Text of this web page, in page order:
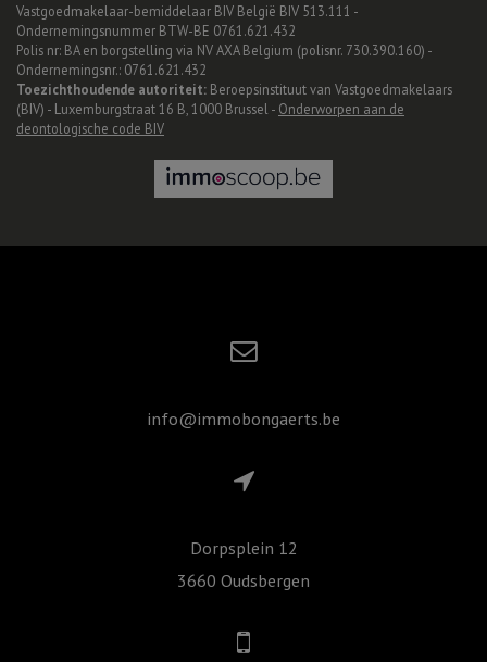
Vastgoedmakelaar-bemiddelaar BIV België BIV 513.111 -
Ondernemingsnummer BTW-BE 0761.621.432
Polis nr: BA en borgstelling via NV AXA Belgium (polisnr. 730.390.160) -
Ondernemingsnr.: 0761.621.432
Toezichthoudende autoriteit: Beroepsinstituut van Vastgoedmakelaars
(BIV) - Luxemburgstraat 16 B, 1000 Brussel - Onderworpen aan de
deontologische code BIV
info@immobongaerts.be
Dorpsplein 12
3660 Oudsbergen